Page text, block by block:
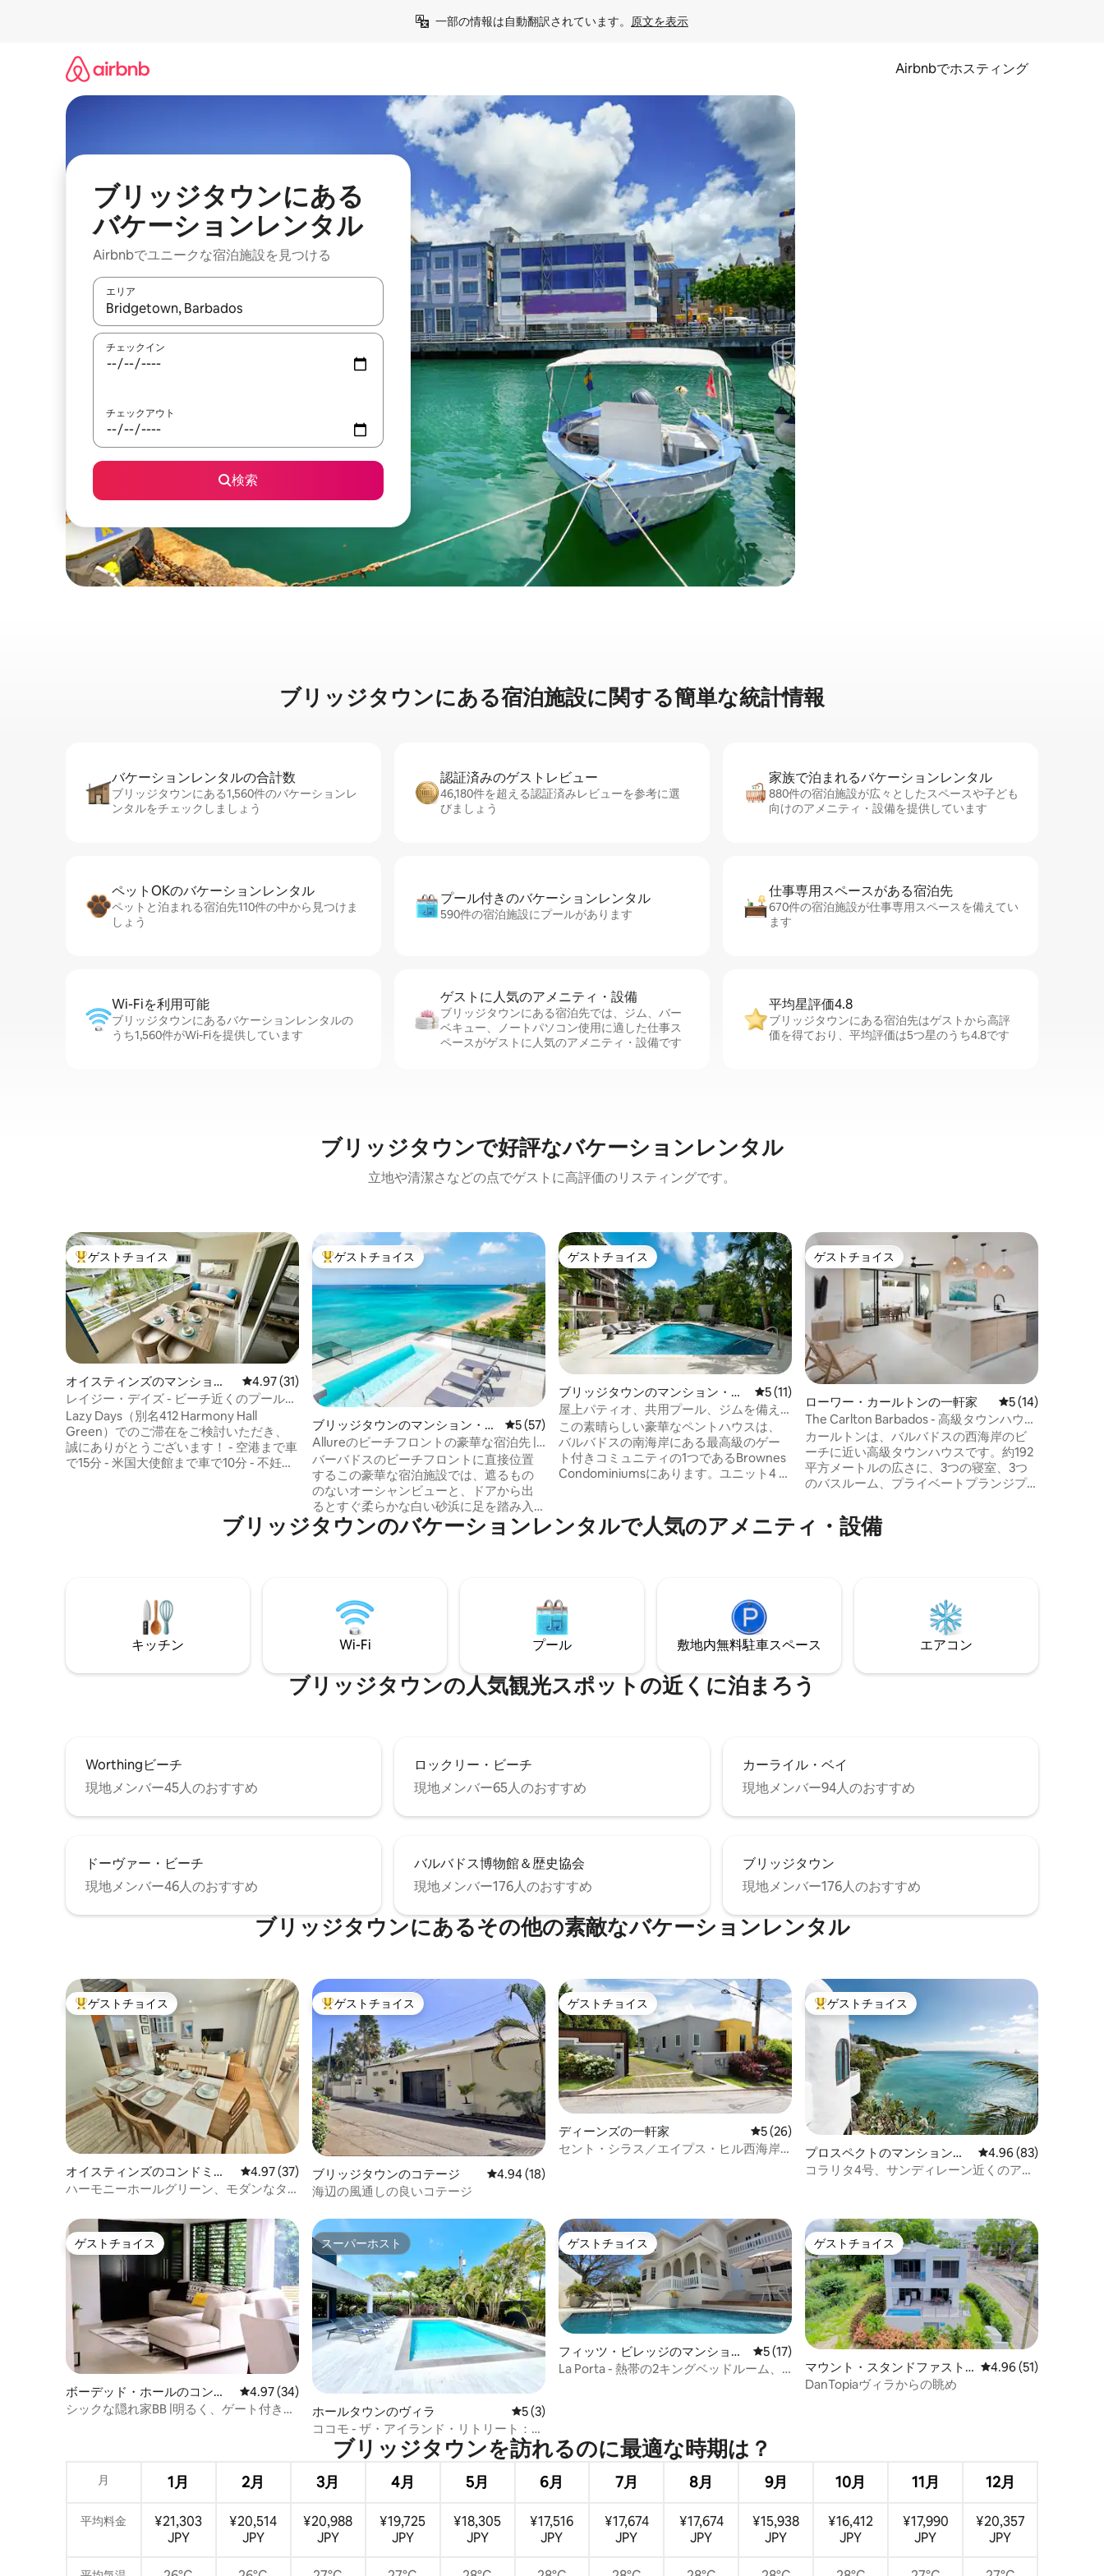
一部の情報は自動翻訳されています。 原文を表示
Airbnbでホスティング
ブリッジタウンにある
バケーションレンタル
Airbnbでユニークな宿泊施設を見つける
エリア
検索結果が表示されたら、上下の矢印キーを使って移動するか、画面をタッチまたはスワイプして検索結果を確認することができます。
チェックイン
チェックアウト
検索
ブリッジタウンに⁠あ⁠る宿⁠泊⁠施⁠設⁠に関⁠す⁠る簡⁠単⁠な統⁠計⁠情⁠報
バケーションレ⁠ン⁠タ⁠ル⁠の合⁠計⁠数
ブリッジタウンにある1,560件のバケーションレ
ンタルをチェックしましょう
認証済みのゲ⁠ス⁠ト⁠レ⁠ビ⁠ュ⁠ー
46,180件を超える認証済みレビューを参考に選
びましょう
家族で泊まれるバ⁠ケ⁠ー⁠シ⁠ョ⁠ンレ⁠ン⁠タ⁠ル
880件の宿泊施設が広々としたスペースや子ども
向けのアメニティ・設備を提供しています
ペットOKのバ⁠ケ⁠ー⁠シ⁠ョ⁠ンレ⁠ン⁠タ⁠ル
ペットと泊まれる宿泊先110件の中から見つけま
しょう
プール付きのバ⁠ケ⁠ー⁠シ⁠ョ⁠ンレ⁠ン⁠タ⁠ル
590件の宿泊施設にプールがあります
仕事専用ス⁠ペ⁠ー⁠スがあ⁠る宿⁠泊⁠先
670件の宿泊施設が仕事専用スペースを備えてい
ます
Wi-Fiを利⁠用⁠可⁠能
ブリッジタウンにあるバケーションレンタルの
うち1,560件がWi-Fiを提供しています
ゲストに人⁠気⁠のア⁠メ⁠ニ⁠テ⁠ィ・設⁠備
ブリッジタウンにある宿泊先では、ジム、バー
ベキュー、ノートパソコン使用に適した仕事ス
ペースがゲストに人気のアメニティ・設備です
平均星評価4.8
ブリッジタウンにある宿泊先はゲストから高評
価を得ており、平均評価は5つ星のうち4.8です
ブリッジタウンで好評なバケーションレンタル
立地や清潔さなどの点でゲストに高評価のリスティングです。
大好評のゲストチョイスです。
ゲストチョイス
オイスティンズのマンショ
ン・アパート
レビュー31件、5つ星中4.97つ星の平均評価
4.97 (31)
レイジー・デイズ - ビーチ近くのプール付
き1ベッドルームのコンドミニアム
Lazy Days（別名412 Harmony Hall
Green）でのご滞在をご検討いただき、
誠にありがとうございます！ - 空港まで車
で15分 - 米国大使館まで車で10分 - 不妊治
ライストチャーチ） ドーバービーチ、セ
ントローレンスギャップ、レストラン、
ームと寝室のエアコン - 高速インターネッ
ト - 洗濯機と乾燥機 - 無料駐車場
大好評のゲストチョイスです。
ゲストチョイス
ブリッジタウンのマンション・ア
パート
レビュー57件、5つ星中5つ星の平均評価
5 (57)
Allureのビーチフロントの豪華な宿泊先 |
素晴らしいオーシャンビュー
バーバドスのビーチフロントに直接位置
するこの豪華な宿泊施設では、遮るもの
のないオーシャンビューと、ドアから出
るとすぐ柔らかな白い砂浜に足を踏み入
れられるという貴重な体験をお楽しみい
ただけます。快適さ、スタイル、リラッ
ョンにある、寝室2室とバスルーム2.5室を
備えたコンドミニアムで、警備の行き届
いたゲート付きコミュニティ内にありま
す。寒い季節を過ごす代わりに、海辺で
暖かく日差しに包まれた日々を過ごした
いとお考えの方にぴったりの冬の隠れ家
です。
ゲストチョイス
ゲストチョイス
ブリッジタウンのマンション・ア
パート
レビュー11件、5つ星中5つ星の平均評価
5 (11)
屋上パティオ、共用プール、ジムを備え
た豪華なペントハウス
この素晴らしい豪華なペントハウスは、
バルバドスの南海岸にある最高級のゲー
ト付きコミュニティの1つであるBrownes
Condominiumsにあります。ユニット4 A
パノラマビューを楽しめる専用屋上パテ
ィオがあります。 ゲストは、大きな共用
ク、ランタンズモール、ロックリービー
チ、ショップ、レストランなどまで徒歩
圏内です。グループに最適です！
ゲストチョイス
ゲストチョイス
ローワー・カールトンの一軒家 レビュー14件、5
5 (14)
The Carlton Barbados - 高級タウンハウス
のレンタル
カールトンは、バルバドスの西海岸のビ
ーチに近い高級タウンハウスです。約192
平方メートルの広さに、3つの寝室、3つ
のバスルーム、プライベートプランジプ
ンとスパイトスタウンのレストラン、シ
ョッピング、ナイトライフにも簡単にア
にも、探索するにも、カールトンは最高
の体験をお届けします。今すぐ、忘れら
れないバルバドスでの休暇を予約しまし
ょう！
ブリッジタウンのバケーションレンタルで人気のアメニティ・設備
キッチン Wi-Fi プール 敷地内無料駐⁠車ス⁠ペ⁠ー⁠ス エアコン
ブリッジタウンの人気観光スポットの近くに泊まろう
Worthingビーチ
現地メンバー45人のおすすめ
ロックリー・ビーチ
現地メンバー65人のおすすめ
カーライル・ベイ
現地メンバー94人のおすすめ
ドーヴァー・ビーチ
現地メンバー46人のおすすめ
バルバドス博物館＆歴史協会
現地メンバー176人のおすすめ
ブリッジタウン
現地メンバー176人のおすすめ
ブリッジタウンにあるその他の素敵なバケーションレンタル
大好評のゲストチョイスです。
ゲストチョイス
オイスティンズのコンドミニ
アム
レビュー37件、5つ星中4.97つ星の平均評価
4.97 (37)
ハーモニーホールグリーン、モダンなタ
大好評のゲストチョイスです。
ゲストチョイス
ブリッジタウンのコテージ レビュー18件、5つ星中4.94つ星の平均評価
4.94 (18)
海辺の風通しの良いコテージ
ゲストチョイス
ゲストチョイス
ディーンズの一軒家 レビュー26件、5つ星中5つ星の平均評価
5 (26)
セント・シラス／エイプス・ヒル西海岸
大好評のゲストチョイスです。
ゲストチョイス
プロスペクトのマンション・
アパート
レビュー83件、5つ星
4.96 (83)
コラリタ4号、サンディレーン近くのアパ
ゲストチョイス
ゲストチョイス
ボーデッド・ホールのコンド
ミニアム
レビュー34件、5つ星中4.97つ星の平均評価
4.97 (34)
シックな隠れ家BB |明るく、ゲート付きの
スーパーホスト
スーパーホスト
ホールタウンのヴィラ レビュー3件、5つ星中5つ星の平均評価
5 (3)
ココモ - ザ・アイランド・リトリート：豪
華4ベッドルームプールヴィラ
ゲストチョイス
ゲストチョイス
フィッツ・ビレッジのマンショ
ン・アパート
レビュー17件、5つ星中5つ星の平均評価
5 (17)
La Porta - 熱帯の2キングベッドルーム、
ゲストチョイス
ゲストチョイス
マウント・スタンドファスト
の一軒家
レビュー51件、5つ
4.96 (51)
DanTopiaヴィラからの眺め
ブリッジタウンを訪⁠れ⁠るの⁠に最⁠適⁠な時⁠期⁠は⁠？
月 1月 2月 3月 4月 5月 6月 7月 8月 9月 10月 11月 12月
平均料金
¥21,303
JPY
¥20,514
JPY
¥20,988
JPY
¥19,725
JPY
¥18,305
JPY
¥17,516
JPY
¥17,674
JPY
¥17,674
JPY
¥15,938
JPY
¥16,412
JPY
¥17,990
JPY
¥20,357
JPY